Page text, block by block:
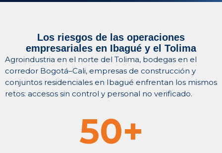
Los riesgos de las operaciones
empresariales en Ibagué y el Tolima
Agroindustria en el norte del Tolima, bodegas en el
corredor Bogotá–Cali, empresas de construcción y
conjuntos residenciales en Ibagué enfrentan los mismos
retos: accesos sin control y personal no verificado.
50+